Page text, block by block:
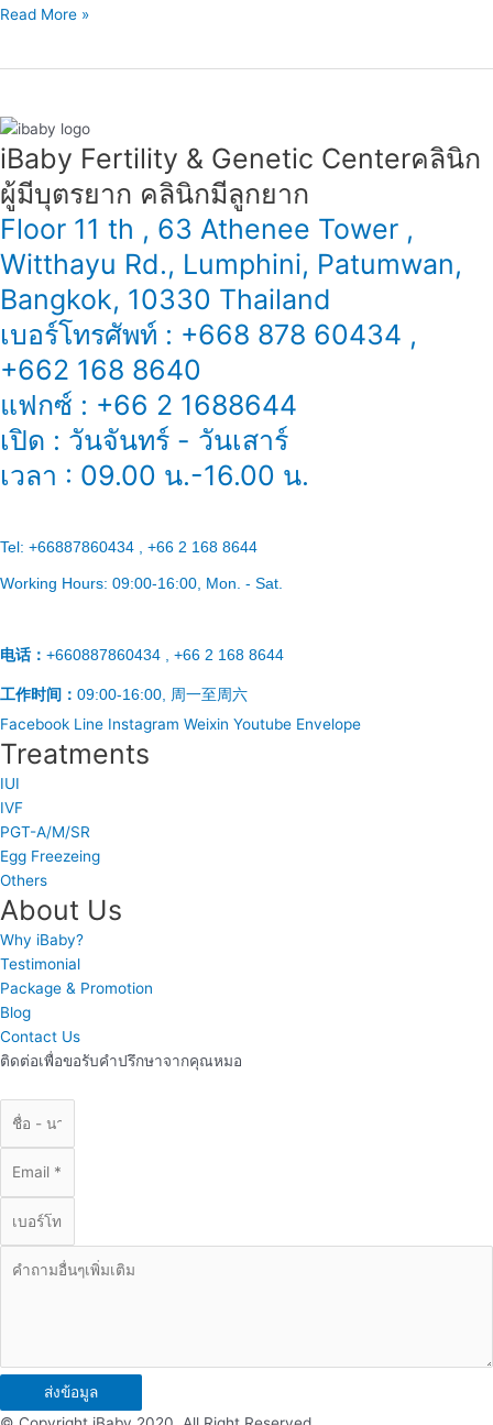
sperm
increase
and
enhance
motility?
Read More »
iBaby Fertility & Genetic Center​ คลินิก
ผู้มีบุตรยาก คลินิกมีลูกยาก
Floor 11 th , 63 Athenee Tower ,
Witthayu Rd., Lumphini, Patumwan,
Bangkok, 10330 Thailand
เบอร์โทรศัพท์ : +668 878 60434 ,
+662 168 8640
แฟกซ์ : +66 2 1688644
เปิด : วันจันทร์ - วันเสาร์
เวลา : 09.00 น.-16.00 น.
Tel: +66887860434 , +66 2 168 8644
Working Hours: 09:00-16:00 , Mon. - Sat.
电话： +660887860434 , +66 2 168 8644
工作时间： 09:00-16:00, 周一至周六
Facebook Line Instagram Weixin Youtube Envelope
Treatments
IUI
IVF
PGT-A/M/SR
Egg Freezeing
Others
About Us
Why iBaby?
Testimonial
Package & Promotion
Blog
Contact Us
ติดต่อเพื่อขอรับคำปรึกษาจากคุณหมอ
ส่งข้อมูล